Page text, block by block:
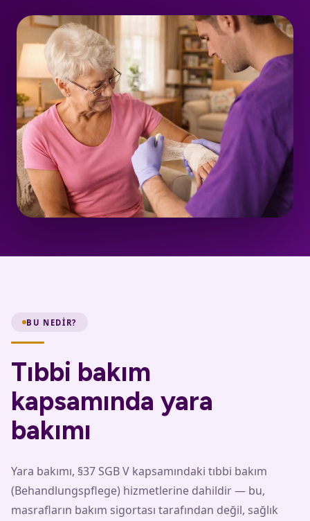
BU NEDIR?
Tıbbi bakım
kapsamında yara
bakımı
Yara bakımı, §37 SGB V kapsamındaki tıbbi bakım
(Behandlungspflege) hizmetlerine dahildir — bu,
masrafların bakım sigortası tarafından değil, sağlık